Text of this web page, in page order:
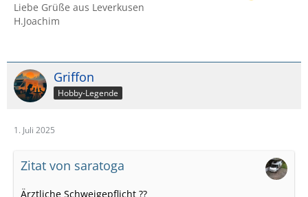
Liebe Grüße aus Leverkusen
H.Joachim
Griffon
Hobby-Legende
1. Juli 2025
Zitat von saratoga
Ärztliche Schweigepflicht ??